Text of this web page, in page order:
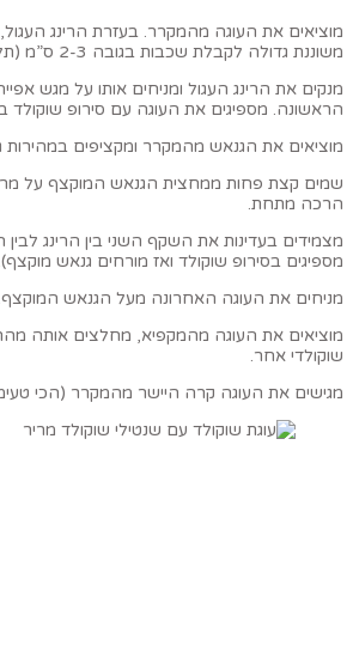
משוננת גדולה לקבלת שכבות בגובה 2-3 ס”מ (תלוי כמה גבוה רוצים את העוגה הסופית).
הראשונה. מספיגים את העוגה עם סירופ
מוציאים את הגנאש מהמקרר ומקציפים
שמים קצת פחות ממחצית הגנאש המוקצף על
הרכה מתחת.
מספיגים בסירופ שוקולד ואז מורחים גנאש מוקצף).
מניחים את העוגה האחרונה מעל הגנאש
מוציאים את העוגה מהמקפיא, מחלצים אותה
שוקולדי אחר.
מגישים את העוגה קרה היישר מהמקרר (הכי